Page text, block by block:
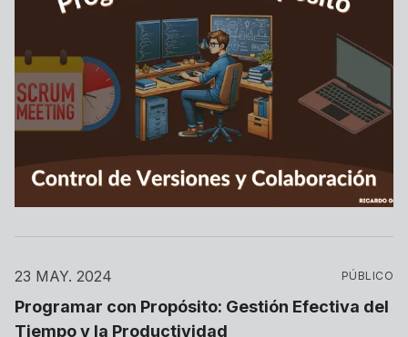
23 MAY. 2024 PÚBLICO
Programar con Propósito: Gestión Efectiva del
Tiempo y la Productividad